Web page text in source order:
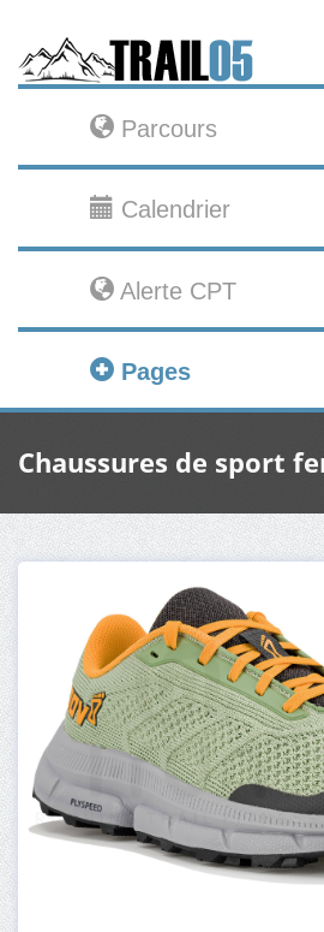
Parcours
Calendrier
Alerte CPT
Pages
Chaussures de sport